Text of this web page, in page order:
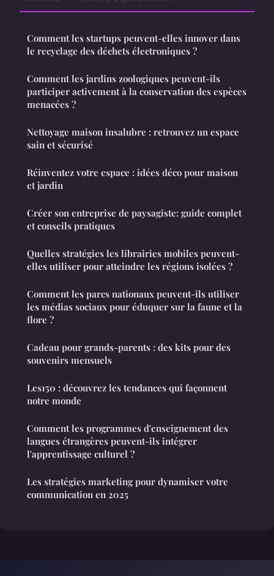
Comment les startups peuvent-elles innover dans
le recyclage des déchets électroniques ?
Comment les jardins zoologiques peuvent-ils
participer activement à la conservation des espèces
menacées ?
Nettoyage maison insalubre : retrouvez un espace
sain et sécurisé
Réinventez votre espace : idées déco pour maison
et jardin
Créer son entreprise de paysagiste: guide complet
et conseils pratiques
Quelles stratégies les librairies mobiles peuvent-
elles utiliser pour atteindre les régions isolées ?
Comment les parcs nationaux peuvent-ils utiliser
les médias sociaux pour éduquer sur la faune et la
flore ?
Cadeau pour grands-parents : des kits pour des
souvenirs mensuels
Les150 : découvrez les tendances qui façonnent
notre monde
Comment les programmes d'enseignement des
langues étrangères peuvent-ils intégrer
l'apprentissage culturel ?
Les stratégies marketing pour dynamiser votre
communication en 2025